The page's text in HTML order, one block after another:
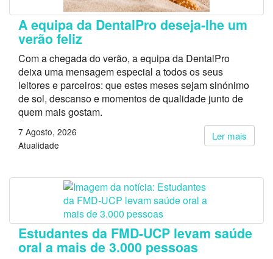
A equipa da DentalPro deseja-lhe um
verão feliz
Com a chegada do verão, a equipa da DentalPro
deixa uma mensagem especial a todos os seus
leitores e parceiros: que estes meses sejam sinónimo
de sol, descanso e momentos de qualidade junto de
quem mais gostam.
Ler mais
7 Agosto, 2026
Atualidade
Estudantes da FMD-UCP levam saúde
oral a mais de 3.000 pessoas